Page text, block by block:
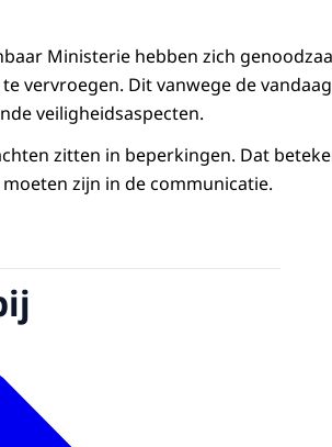
Ministerie hebben zich
vervroegen. Dit vanwege de
veiligheidsaspecten.
zitten in beperkingen. Dat
zijn in de communicatie.